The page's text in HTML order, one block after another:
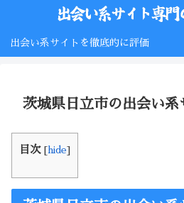
出会い系サイトを徹底的に評価
茨城県日立市の出会い系
目次 [ hide]